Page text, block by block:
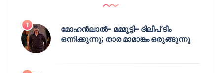
മോഹൻലാൽ- മമ്മൂട്ടി- ദിലീപ് ടീം
ഒന്നിക്കുന്നു; താര മാമാങ്കം ഒരുങ്ങുന്നു